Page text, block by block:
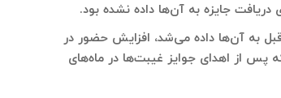
جایزه به آن‌ها داده نشده بود.
به آن‌ها داده می‌شد، افزایش حضور در
پس از اهدای جوایز غیبت‌ها در ماه‌های